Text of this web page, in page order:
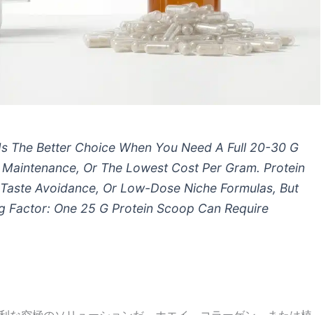
The Better Choice When You Need A Full 20-30 G
Or The Lowest Cost Per Gram. Protein
Avoidance, Or Low-Dose Niche Formulas, But
Factor: One 25 G Protein Scoop Can Require